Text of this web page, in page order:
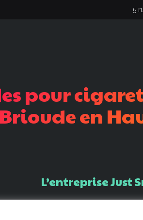
5
pour
Brioudeen
L’entrepriseJust